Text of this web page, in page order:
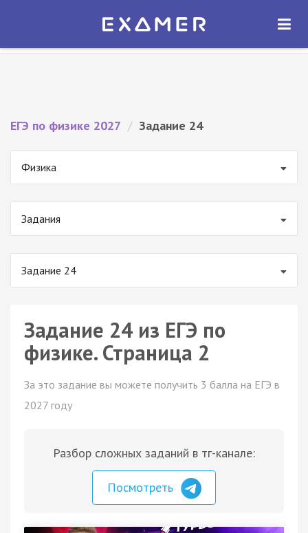
Экзамер — ЕГЭ 2027
ОТКРЫТЬ
ЕГЭ по физике 2027 / Задание 24
Физика
Задания
Задание 24
Задание 24 из ЕГЭ по
физике. Страница 2
За это задание вы можете получить 3 балла на ЕГЭ в
2027 году
Разбор сложных заданий в тг-канале:
Посмотреть